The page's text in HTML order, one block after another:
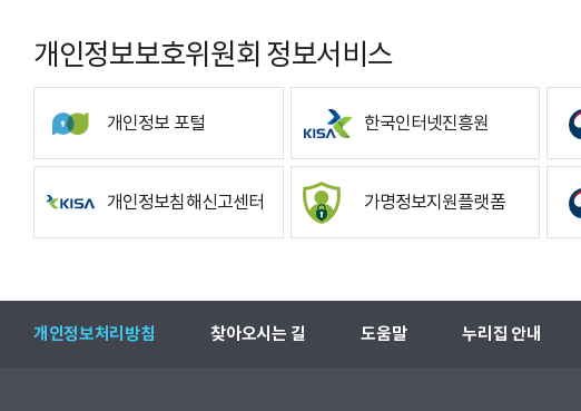
개인정보보호위원회 정보서비스
개인정보 포털 한국인터넷진흥원
개인정보침해신고센터 가명정보지원플랫폼
개인정보처리방침 찾아오시는 길 도움말 누리집 안내